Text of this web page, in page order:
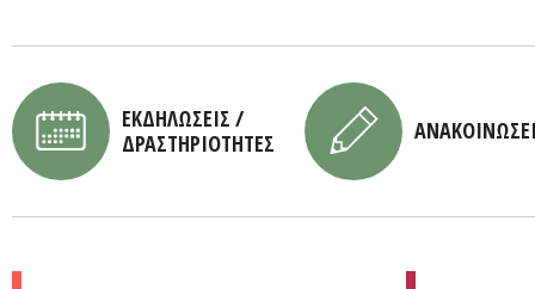
ΕΚΔΗΛΩΣΕΙΣ /
ΔΡΑΣΤΗΡΙΟΤΗΤΕΣ